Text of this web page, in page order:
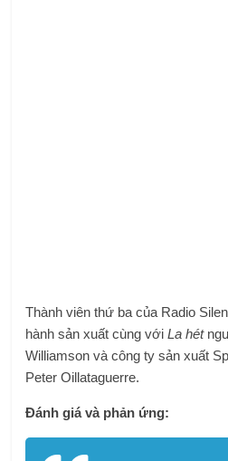
Thành viên thứ ba của Radio
hành sản xuất cùng vớiLa hét
Williamson và công ty sản xuất
Peter Oillataguerre.
Đánh giá và phản ứng: